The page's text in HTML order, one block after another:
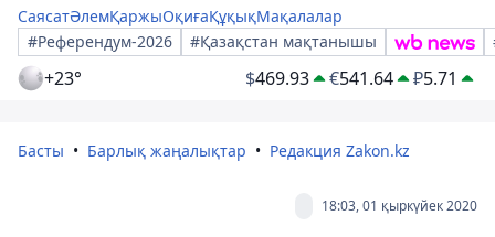
СаясатӘлемҚаржыОқиғаҚұқықМақалалар
#Референдум-2026
#Қазақстан мақтанышы
+23° $469.93 €541.64 ₽5.71
Басты Барлық жаңалықтар Редакция Zakon.kz
18:03, 01 қыркүйек 2020